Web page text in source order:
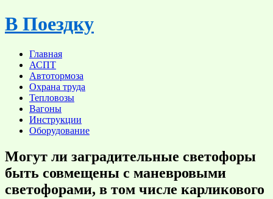
Skip
to
В Поездку
Главная
АСПТ
Автотормоза
Охрана труда
Тепловозы
Вагоны
Инструкции
Оборудование
Могут ли заградительные светофоры
быть совмещены с маневровыми
светофорами, в том числе карликового